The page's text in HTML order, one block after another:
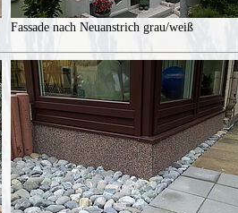
Fassade nach Neuanstrich grau/weiß